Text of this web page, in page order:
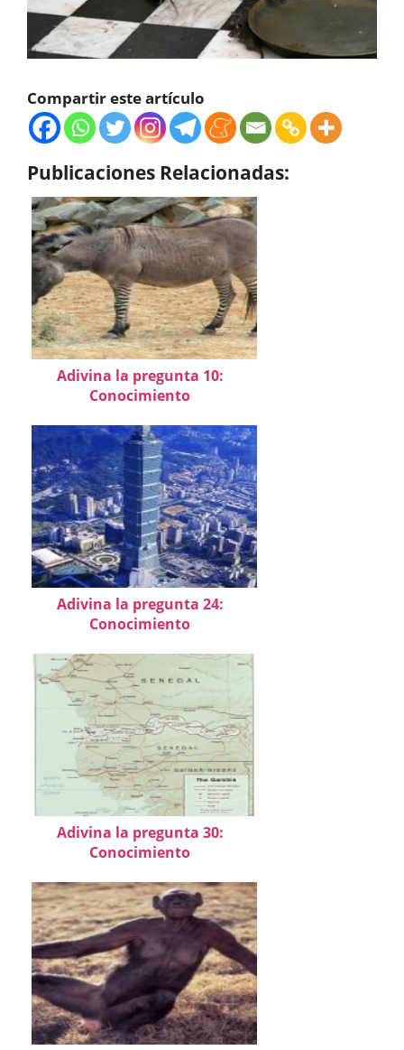
Compartir este artículo
Publicaciones Relacionadas:
Adivina la pregunta 10:
Conocimiento
Adivina la pregunta 24:
Conocimiento
Adivina la pregunta 30:
Conocimiento